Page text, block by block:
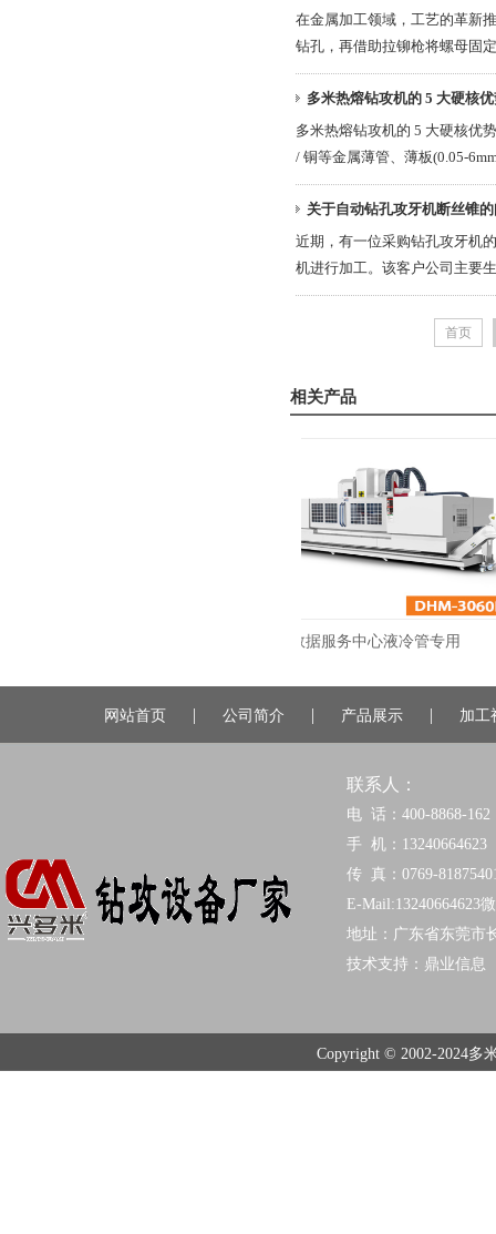
在金属加工领域，工艺的革新
钻孔，再借助拉铆枪将螺母固
多米热熔钻攻机的 5 大硬核
多米热熔钻攻机的 5 大硬核优
/ 铜等金属薄管、薄板(0.05-
关于自动钻孔攻牙机断丝锥
近期，有一位采购钻孔攻牙机
机进行加工。该客户公司主要
首页
相关产品
数据服务中心液冷管专用
网站首页 | 公司简介 | 产品展示 | 加
联系人：
电 话：400-8868-162
手 机：13240664623
传 真：0769-
E-Mail:13240664623
地址：广东省东莞市
技术支持： 鼎业信息
Copyright © 2002-2024多